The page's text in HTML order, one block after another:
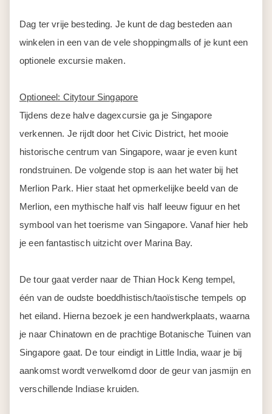
Dag ter vrije besteding. Je kunt de dag besteden aan
winkelen in een van de vele shoppingmalls of je kunt een
optionele excursie maken.
Optioneel: Citytour Singapore
Tijdens deze halve dagexcursie ga je Singapore
verkennen. Je rijdt door het Civic District, het mooie
historische centrum van Singapore, waar je even kunt
rondstruinen. De volgende stop is aan het water bij het
Merlion Park. Hier staat het opmerkelijke beeld van de
Merlion, een mythische half vis half leeuw figuur en het
symbool van het toerisme van Singapore. Vanaf hier heb
je een fantastisch uitzicht over Marina Bay.
De tour gaat verder naar de Thian Hock Keng tempel,
één van de oudste boeddhistisch/taoïstische tempels op
het eiland. Hierna bezoek je een handwerkplaats, waarna
je naar Chinatown en de prachtige Botanische Tuinen van
Singapore gaat. De tour eindigt in Little India, waar je bij
aankomst wordt verwelkomd door de geur van jasmijn en
verschillende Indiase kruiden.